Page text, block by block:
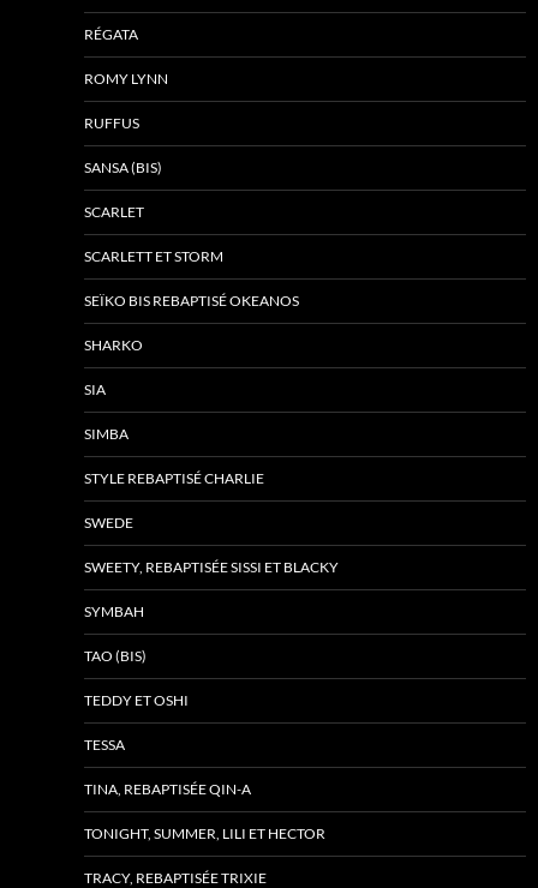
RÉGATA
ROMY LYNN
RUFFUS
SANSA (BIS)
SCARLET
SCARLETT ET STORM
SEÏKO BIS REBAPTISÉ OKEANOS
SHARKO
SIA
SIMBA
STYLE REBAPTISÉ CHARLIE
SWEDE
SWEETY, REBAPTISÉE SISSI ET BLACKY
SYMBAH
TAO (BIS)
TEDDY ET OSHI
TESSA
TINA, REBAPTISÉE QIN-A
TONIGHT, SUMMER, LILI ET HECTOR
TRACY, REBAPTISÉE TRIXIE